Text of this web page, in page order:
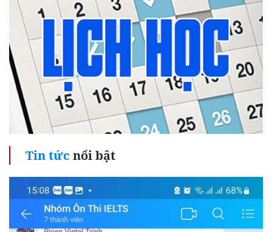
Tin tức nổi bật